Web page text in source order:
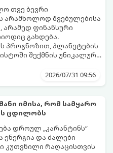
თვე ბევრი
არამხოლოდ შვებულებისა
არამედ ფინანსური
გახდება.
პროგნოზით, პლანეტების
შექმნის უნიკალურ
ფინანსური წარმატების
აგვისტოში ფინანსური
2026/07/31 09:56
იმისა, რომ სამყარო
ცდილობს
დროულ „კარანტინს“
ენერგია და ძალები
კუთვნილი რაღაცისთვის